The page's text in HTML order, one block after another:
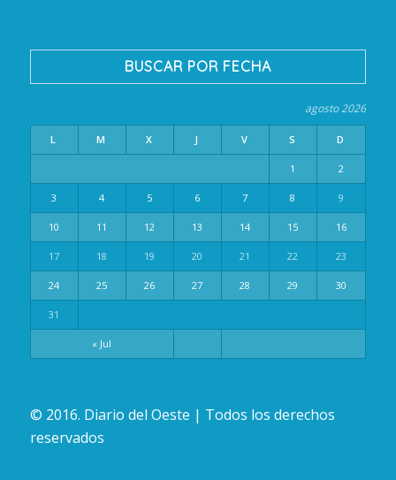
BUSCAR POR FECHA
agosto 2026
L M X J V S D
« Jul
1 2
3 4 5 6 7 8 9
10 11 12 13 14 15 16
17 18 19 20 21 22 23
24 25 26 27 28 29 30
31
© 2016. Diario del Oeste | Todos los derechos
reservados